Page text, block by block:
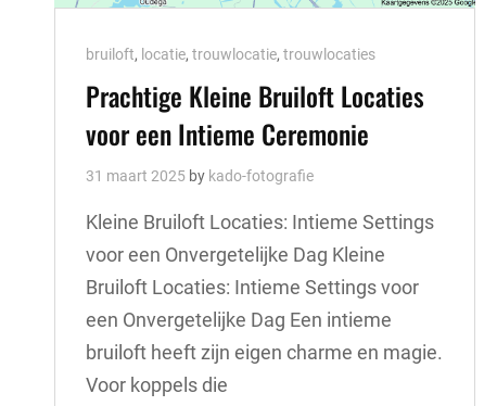
Cat
Links
bruiloft, locatie, trouwlocatie, trouwlocaties
Prachtige Kleine Bruiloft Locaties
voor een Intieme Ceremonie
31 maart 2025 by kado-fotografie
Kleine Bruiloft Locaties: Intieme Settings
voor een Onvergetelijke Dag Kleine
Bruiloft Locaties: Intieme Settings voor
een Onvergetelijke Dag Een intieme
bruiloft heeft zijn eigen charme en magie.
Voor koppels die